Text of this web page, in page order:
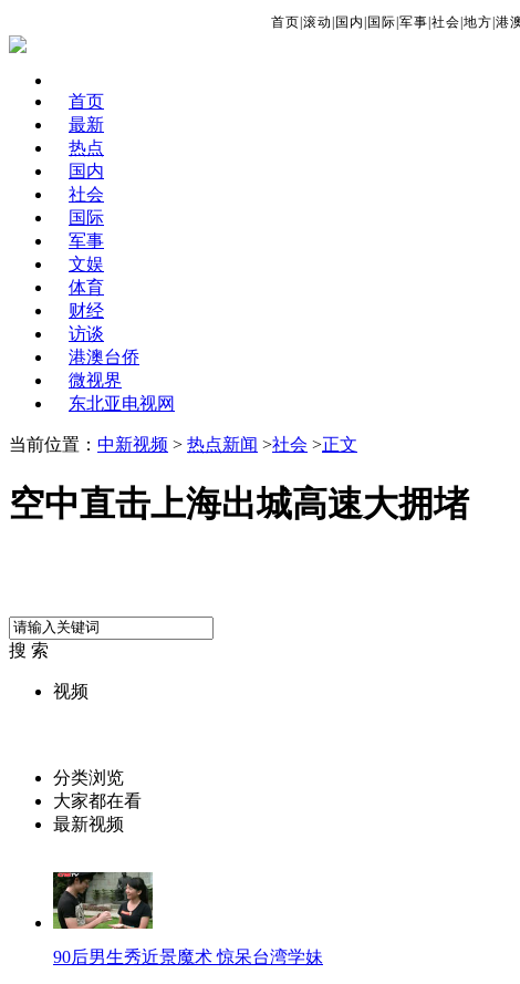
首页 滚动 国内 国际 军事 社会 地方 港
首页
最新
热点
国内
社会
国际
军事
文娱
体育
财经
访谈
港澳台侨
微视界
东北亚电视网
当前位置： 中新视频 > 热点新闻 >社会 >正文
空中直击上海出城高速大拥堵
搜 索
视频
分类浏览
大家都在看
最新视频
90后男生秀近景魔术 惊呆台湾学妹